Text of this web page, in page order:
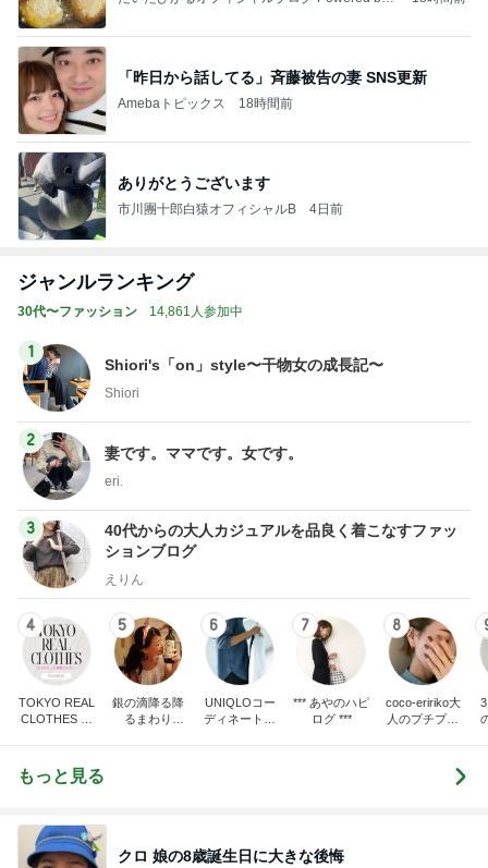
「昨日から話してる」斉藤被告の妻 SNS更新
Amebaトピックス 18時間前
ありがとうございます
市川團十郎白猿オフィシャルB 4日前
ジャンルランキング
30代〜ファッション 14,861人参加中
1
Shiori's「on」style〜干物女の成長記〜
Shiori
2
妻です。ママです。女です。
eri.
3
40代からの大人カジュアルを品良く着こなすファッ
ションブログ
えりん
4
TOKYO REAL
CLOTHES 大
5
銀の滴降る降
るまわり
6
UNIQLOコー
ディネート日
7
*** あやのハピ
ログ ***
8
coco-eririko大
人のプチプラ
もっと見る
クロ 娘の8歳誕生日に大きな後悔